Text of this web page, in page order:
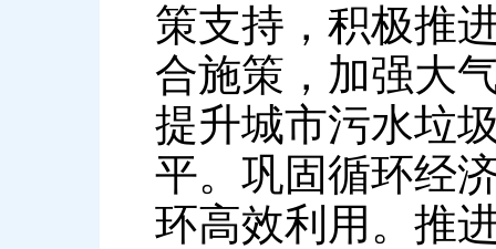
策支持，积极推
合施策，加强大
提升城市污水垃
平。巩固循环经
环高效利用。推